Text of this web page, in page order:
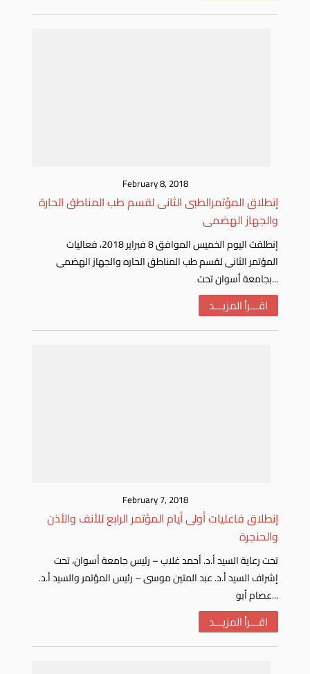
February 8, 2018
إنطلاق المؤتمرالطبى الثانى لقسم طب المناطق الحارة
والجهاز الهضمى
المؤتمر الثانى لقسم طب المناطق الحاره والجهاز الهضمى
بجامعة أسوان تحت...
اقـــرأ المزيـــد
February 7, 2018
إنطلاق فاعليات أولى أيام المؤتمر الرابع للأنف والأذن
والحنجرة
إشراف السيد أ.د. عبد المتين موسى – رئيس المؤتمر والسيد أ.د.
عصام أبو...
اقـــرأ المزيـــد